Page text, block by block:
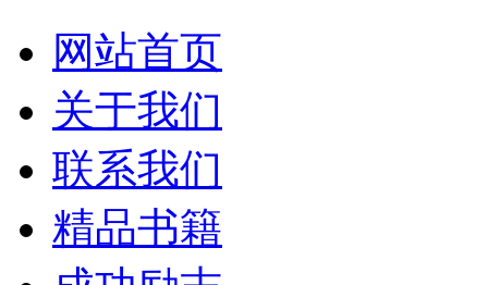
网站首页
关于我们
联系我们
精品书籍